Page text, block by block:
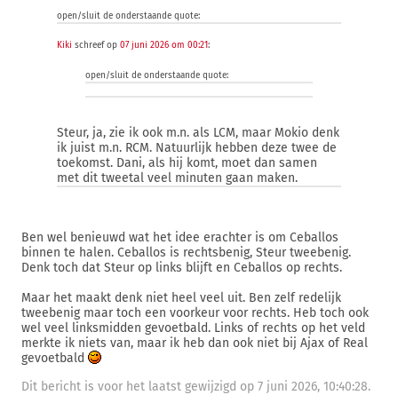
open/sluit de onderstaande quote:
Kiki schreef op 07 juni 2026 om 00:21:
open/sluit de onderstaande quote:
Steur, ja, zie ik ook m.n. als LCM, maar Mokio denk
ik juist m.n. RCM. Natuurlijk hebben deze twee de
toekomst. Dani, als hij komt, moet dan samen
met dit tweetal veel minuten gaan maken.
Ben wel benieuwd wat het idee erachter is om Ceballos
binnen te halen. Ceballos is rechtsbenig, Steur tweebenig.
Denk toch dat Steur op links blijft en Ceballos op rechts.
Maar het maakt denk niet heel veel uit. Ben zelf redelijk
tweebenig maar toch een voorkeur voor rechts. Heb toch ook
wel veel linksmidden gevoetbald. Links of rechts op het veld
merkte ik niets van, maar ik heb dan ook niet bij Ajax of Real
gevoetbald
Dit bericht is voor het laatst gewijzigd op 7 juni 2026, 10:40:28.